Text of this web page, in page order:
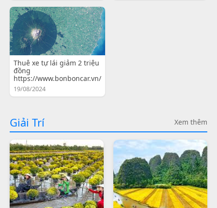
Thuê xe tự lái giảm 2 triệu
đồng
https://www.bonboncar.vn/
19/08/2024
Giải Trí Xem thêm